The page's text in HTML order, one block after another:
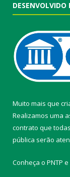
DESENVOLVIDO
Muito mais que
Realizamos uma
contrato que
pública serão
Conheça o PNTP e